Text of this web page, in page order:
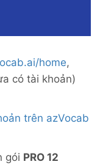
home,
có tài khoản)
trên azVocab
gói PRO 12